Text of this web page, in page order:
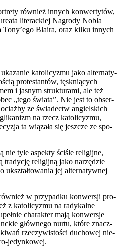
rów­nież innych kon­wer­ty­tów,
lite­rac­kiej Nagro­dy Nobla
Tony’ego Bla­ira, oraz kil­ku innych
kato­li­cy­zmu jako alter­na­ty­
pro­te­stan­tów, tęsk­nią­cych
i jasnym struk­tu­ra­mi, ale też
„tego świa­ta”. Nie jest to obser­
ze świa­dectw angiel­skich
na rzecz kato­li­cy­zmu,
ta wią­za­ła się jesz­cze ze spo­
nie tyle aspek­ty ści­śle reli­gij­ne,
tra­dy­cję reli­gij­ną jako narzę­dzie
ukształ­to­wa­nia jej alter­na­tyw­nej
w przy­pad­ku kon­wer­sji pro­
z kato­li­cy­zmu na rady­kal­ne
cha­rak­ter mają kon­wer­sje
głów­ne­go nur­tu, któ­re znacz­
rze­czy­wi­sto­ści ducho­wej nie­
jedyn­ko­wej.